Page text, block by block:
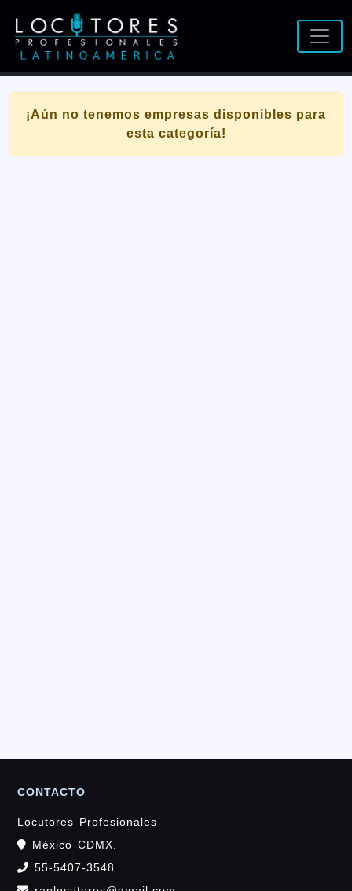
¡Aún no tenemos empresas disponibles para
esta categoría!
CONTACTO
Locutores Profesionales
México CDMX.
55-5407-3548